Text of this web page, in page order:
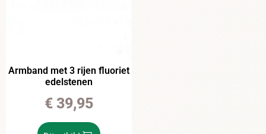
Armband met 3 rijen fluoriet
edelstenen
€39,95